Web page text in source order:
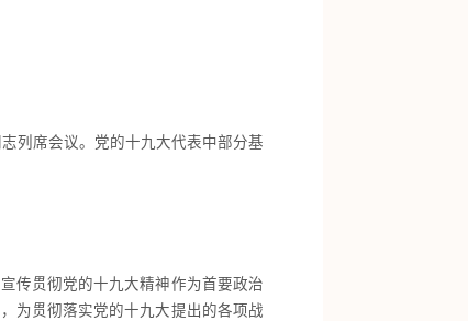
列席会议。党的十九大代表中部分基
传贯彻党的十九大精神作为首要政治
为贯彻落实党的十九大提出的各项战